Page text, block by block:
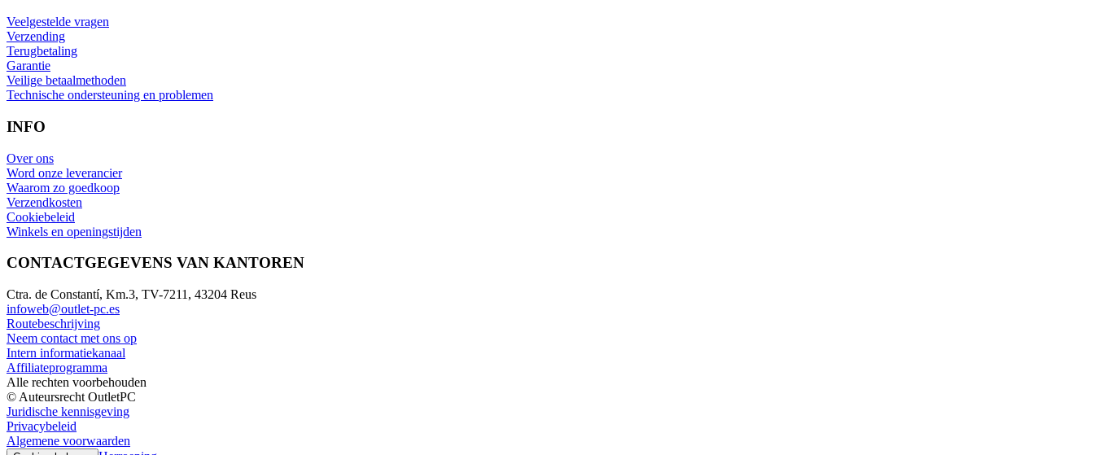
Veelgestelde vragen
Verzending
Terugbetaling
Garantie
Veilige betaalmethoden
Technische ondersteuning en problemen
INFO
Over ons
Word onze leverancier
Waarom zo goedkoop
Verzendkosten
Cookiebeleid
Winkels en openingstijden
CONTACTGEGEVENS VAN KANTOREN
Ctra. de Constantí, Km.3, TV-7211, 43204 Reus
infoweb@outlet-pc.es
Routebeschrijving
Neem contact met ons op
Intern informatiekanaal
Affiliateprogramma
Alle rechten voorbehouden
© Auteursrecht OutletPC
Juridische kennisgeving
Privacybeleid
Algemene voorwaarden